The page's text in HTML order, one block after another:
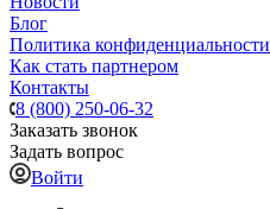
Блог
Политика конфиденциальности
Как стать партнером
Контакты
8 (800) 250-06-32
Заказать звонок
Задать вопрос
Войти